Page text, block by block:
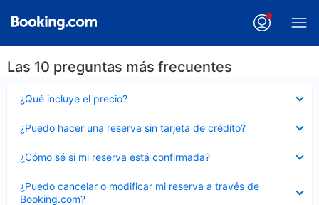
Las 10 preguntas más frecuentes
¿Qué incluye el precio?
cerrado
¿Puedo hacer una reserva sin tarjeta de crédito?
cerrado
¿Cómo sé si mi reserva está confirmada?
cerrado
¿Puedo cancelar o modificar mi reserva a través de
Booking.com?
cerrado